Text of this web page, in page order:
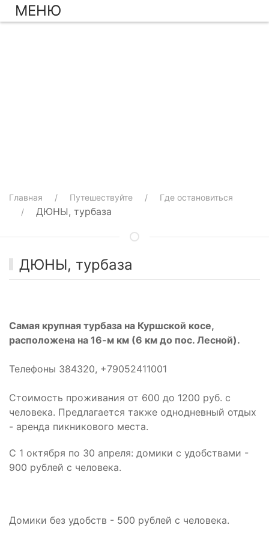
МЕНЮ
Главная Путешествуйте Где остановиться
ДЮНЫ, турбаза
ДЮНЫ, турбаза
Самая крупная турбаза на Куршской косе,
расположена на 16-м км (6 км до пос. Лесной).
Телефоны 384320, +79052411001
Стоимость проживания от 600 до 1200 руб. с
человека. Предлагается также однодневный отдых
- аренда пикникового места.
С 1 октября по 30 апреля: домики с удобствами -
900 рублей с человека.
Домики без удобств - 500 рублей с человека.